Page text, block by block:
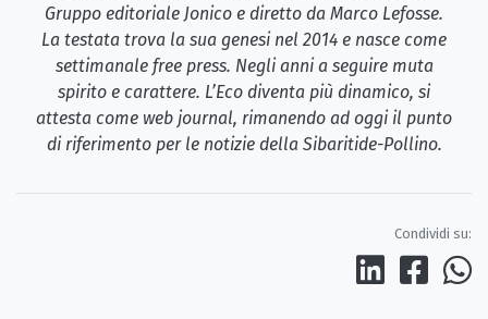
Gruppo editoriale Jonico e diretto da Marco Lefosse.
La testata trova la sua genesi nel 2014 e nasce come
settimanale free press. Negli anni a seguire muta
spirito e carattere. L’Eco diventa più dinamico, si
attesta come web journal, rimanendo ad oggi il punto
di riferimento per le notizie della Sibaritide-Pollino.
Condividi su: